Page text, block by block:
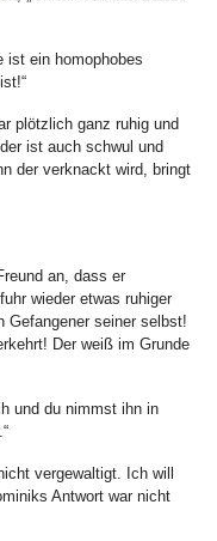
ist ein homophobes
plötzlich ganz ruhig und
ist auch schwul und
der verknackt wird, bringt
an, dass er
wieder etwas ruhiger
Gefangener seiner selbst!
Der weiß im Grunde
und du nimmst ihn in
vergewaltigt. Ich will
Antwort war nicht